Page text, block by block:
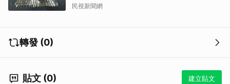
民視新聞網
轉發 (0)
貼文 (0) 建立貼文